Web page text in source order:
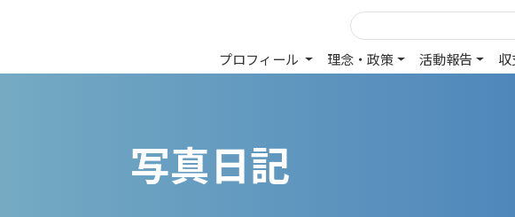
プロフィール 理念・政策 活動報告
写真日記